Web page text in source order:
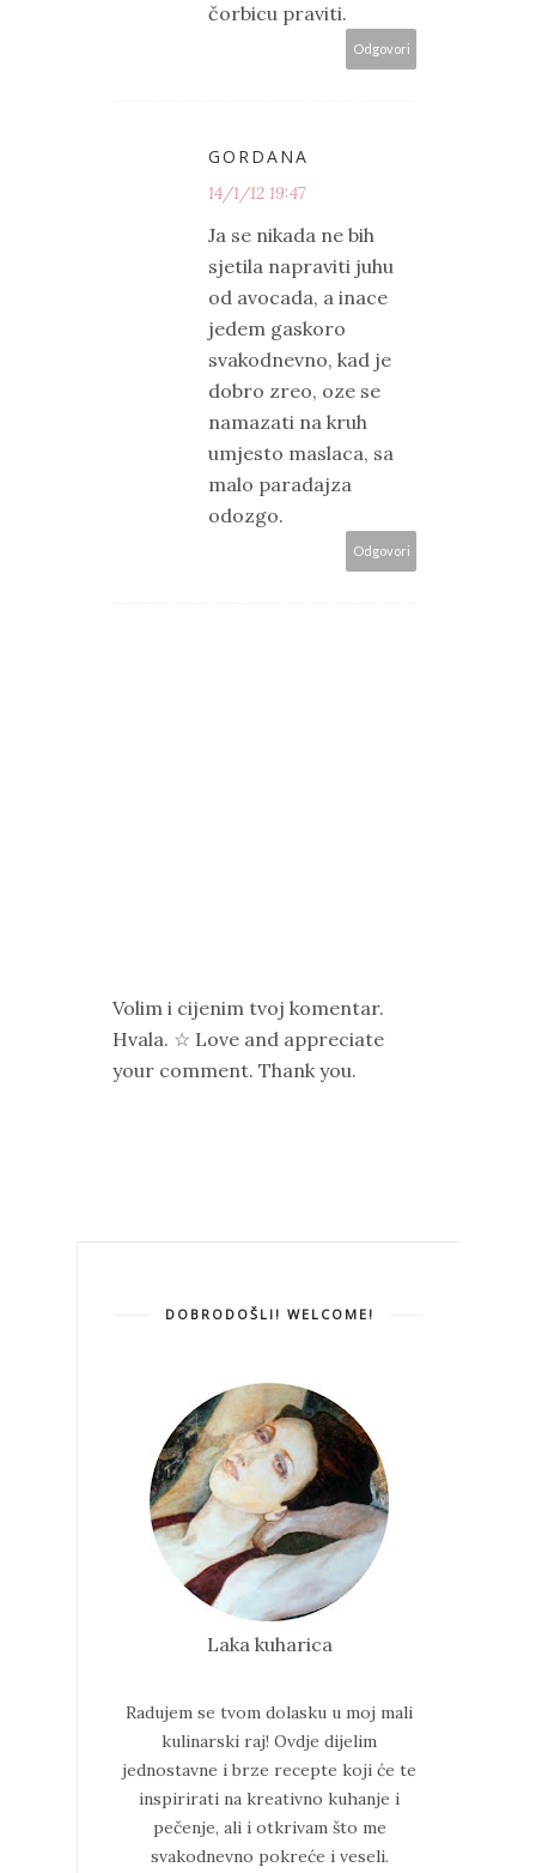
čorbicu praviti.
Odgovori
GORDANA
14/1/12 19:47
Ja se nikada ne bih
sjetila napraviti juhu
od avocada, a inace
jedem gaskoro
svakodnevno, kad je
dobro zreo, oze se
namazati na kruh
umjesto maslaca, sa
malo paradajza
odozgo.
Odgovori
Volim i cijenim tvoj komentar.
Hvala. ☆ Love and appreciate
your comment. Thank you.
DOBRODOŠLI! WELCOME!
Laka kuharica
Radujem se tvom dolasku u moj mali
kulinarski raj! Ovdje dijelim
jednostavne i brze recepte koji će te
inspirirati na kreativno kuhanje i
pečenje, ali i otkrivam što me
svakodnevno pokreće i veseli.